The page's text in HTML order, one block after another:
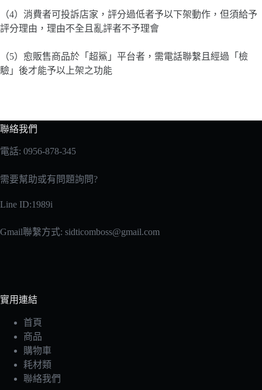
（4）消費者可投訴店家，評分過低者予以下架動作，但須給予
評分理由，理由不全且亂評者不予理會
（5）愈販售商品於「超鯊」平台者，需電話聯繫且經過「檢
驗」後才能予以上架之功能
聯絡我們
電話: 0956-878-345
需要幫助或有問題詢問?
Line ID:1989i
Gmail聯繫方式: sidticomboss@gmail.com
實用連結
首頁
商品
購物車
耗材類
聯絡我們